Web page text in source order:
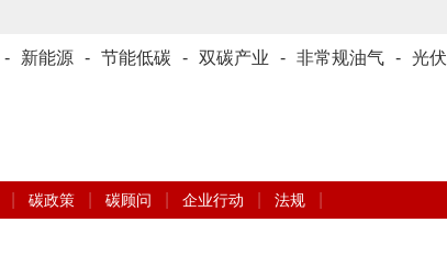
- 新能源 - 节能低碳 - 双碳产业 - 非常规油气 - 光伏
碳政策 碳顾问 企业行动 法规